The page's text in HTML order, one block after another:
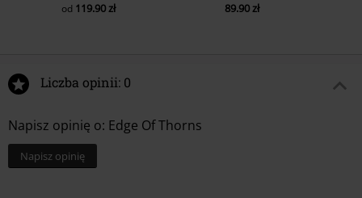
od 119.90 zł 89.90 zł
Liczba opinii: 0
Napisz opinię o: Edge Of Thorns
Napisz opinię